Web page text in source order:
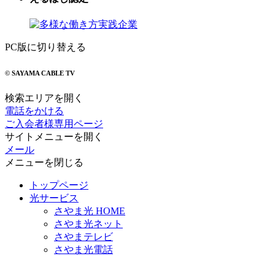
PC版に切り替える
© SAYAMA CABLE TV
検索エリアを開く
電話をかける
ご入会者様専用ページ
サイトメニューを開く
メール
メニューを閉じる
トップページ
光サービス
さやま光 HOME
さやま光ネット
さやまテレビ
さやま光電話